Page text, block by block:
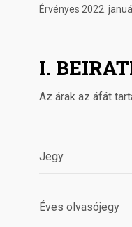
Érvényes 2022.
I.
Az árak az áfát
Jegy
Éves olvasójegy